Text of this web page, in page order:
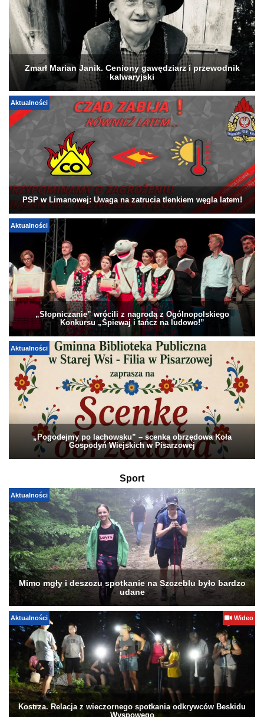
Zmarł Marian Janik. Ceniony gawędziarz i przewodnik
kalwaryjski
Aktualności
PSP w Limanowej: Uwaga na zatrucia tlenkiem węgla latem!
Aktualności
„Słopniczanie” wrócili z nagrodą z Ogólnopolskiego
Konkursu „Śpiewaj i tańcz na ludowo!”
Aktualności
„Pogodejmy po lachowsku” – scenka obrzędowa Koła
Gospodyń Wiejskich w Pisarzowej
Sport
Aktualności
Mimo mgły i deszczu spotkanie na Szczeblu było bardzo
udane
Aktualności Wideo
Kostrza. Relacja z wieczornego spotkania odkrywców Beskidu